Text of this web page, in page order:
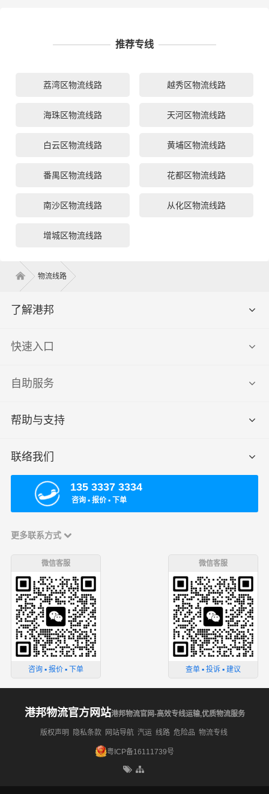
推荐专线
荔湾区物流线路 越秀区物流线路
海珠区物流线路 天河区物流线路
白云区物流线路 黄埔区物流线路
番禺区物流线路 花都区物流线路
南沙区物流线路 从化区物流线路
增城区物流线路
物流线路
了解港邦
快速入口
自助服务
帮助与支持
联络我们
135 3337 3334
咨询 ▪ 报价 ▪ 下单
更多联系方式
微信客服
咨询 ▪ 报价 ▪ 下单
微信客服
查单 ▪ 投诉 ▪ 建议
港邦物流官方网站港邦物流官网-高效专线运输,优质物流服务
版权声明 隐私条款 网站导航 汽运 线路 危险品 物流专线
粤ICP备16111739号